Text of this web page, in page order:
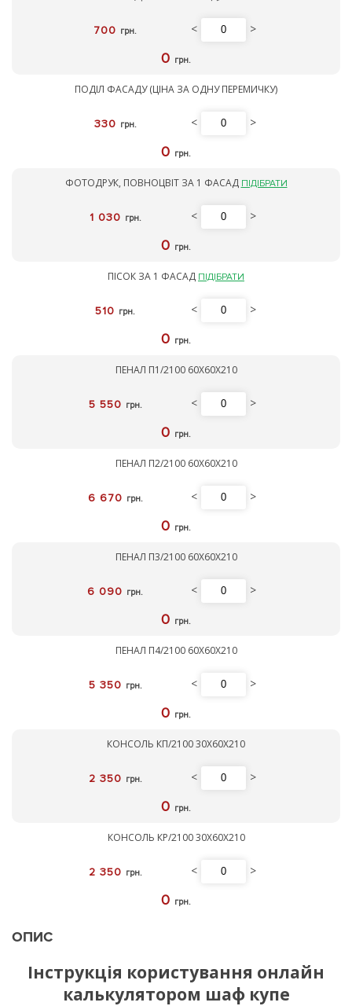
700 грн. < >
0 грн.
ПОДІЛ ФАСАДУ (ЦІНА ЗА ОДНУ ПЕРЕМИЧКУ)
330 грн. < >
0 грн.
ФОТОДРУК, ПОВНОЦВІТ ЗА 1 ФАСАД ПІДІБРАТИ
1 030 грн. < >
0 грн.
ПІСОК ЗА 1 ФАСАД ПІДІБРАТИ
510 грн. < >
0 грн.
ПЕНАЛ П1/2100 60Х60Х210
5 550 грн. < >
0 грн.
ПЕНАЛ П2/2100 60Х60Х210
6 670 грн. < >
0 грн.
ПЕНАЛ П3/2100 60Х60Х210
6 090 грн. < >
0 грн.
ПЕНАЛ П4/2100 60Х60Х210
5 350 грн. < >
0 грн.
КОНСОЛЬ КП/2100 30Х60Х210
2 350 грн. < >
0 грн.
КОНСОЛЬ КР/2100 30Х60Х210
2 350 грн. < >
0 грн.
ОПИС
Інструкція користування онлайн
калькулятором шаф купе